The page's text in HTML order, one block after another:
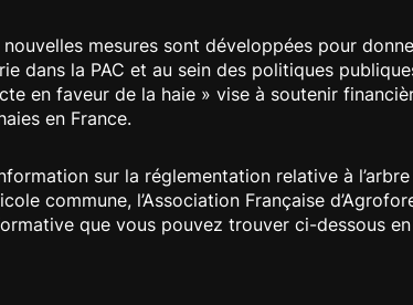
mesures sont développées pour
dans la PAC et au sein des politiques
en faveur de la haie » vise à soutenir
en France.
sur la réglementation relative à
commune, l’Association Française
que vous pouvez trouver ci-dessous